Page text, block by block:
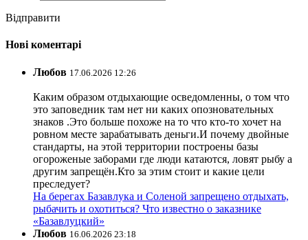
Відправити
Нові коментарі
Любов 17.06.2026 12:26
Каким образом отдыхающие осведомленны, о том что
это заповедник там нет ни каких опозновательных
знаков .Это больше похоже на то что кто-то хочет на
ровном месте зарабатывать деньги.И почему двойные
стандарты, на этой территории построены базы
огороженые заборами где люди катаются, ловят рыбу а
другим запрещён.Кто за этим стоит и какие цели
преследует?
На берегах Базавлука и Соленой запрещено отдыхать,
рыбачить и охотиться? Что известно о заказнике
«Базавлуцкий»
Любов 16.06.2026 23:18